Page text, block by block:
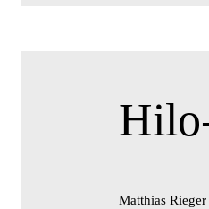
Matthias Rieger